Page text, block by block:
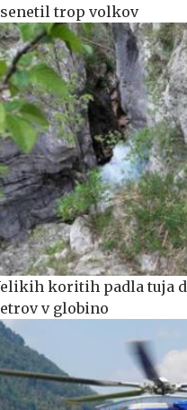
trop volkov
koritih padla tuja
v globino